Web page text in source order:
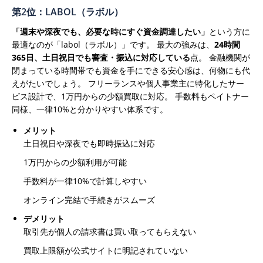
第2位：LABOL（ラボル）
「週末や深夜でも、必要な時にすぐ資金調達したい」 という方に
最適なのが「labol（ラボル）」です。
最大の強みは、 24時間
365日、土日祝日でも審査・振込に対応している点。 金融機関が
閉まっている時間帯でも資金を手にできる安心感は、何物にも代
えがたいでしょう。
フリーランスや個人事業主に特化したサー
ビス設計で、1万円からの少額買取に対応。 手数料もペイトナー
同様、一律10%と分かりやすい体系です。
メリット
土日祝日や深夜でも即時振込に対応
1万円からの少額利用が可能
手数料が一律10%で計算しやすい
オンライン完結で手続きがスムーズ
デメリット
取引先が個人の請求書は買い取ってもらえない
買取上限額が公式サイトに明記されていない